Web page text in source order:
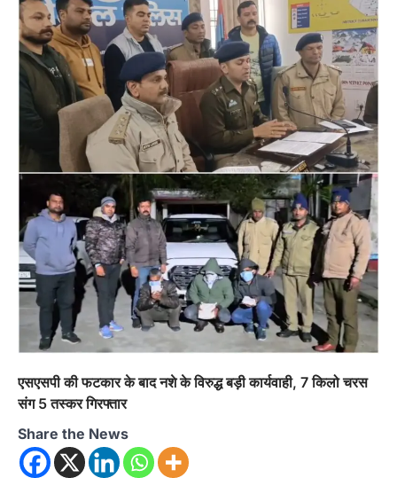
एसएसपी की फटकार के बाद नशे के विरुद्ध बड़ी कार्यवाही, 7 किलो चरस
संग 5 तस्कर गिरफ्तार
Share the News
3
Admin August 5, 2026
ताड़ीखेत। मुख्यमंत्री खिलाड़ी प्रोत्साहन कार्यक्रम
योजना के अंतर्गत विकासखंड ताड़ीखेत एवं नगरपालिका
क्षेत्र की खेल…
4
अल्मोड़ा उत्तराखण्ड कुमाऊं ख़बरें
जिलाधिकारी अंशुल सिंह ने चौखुटिया
सामुदायिक स्वास्थ्य केंद्र का किया औचक
निरीक्षण
Admin August 5, 2026
चौखुटिया सीएचसी का डीएम अंशुल सिंह ने किया औचक
निरीक्षण, मरीजों से लिया फीडबैक; भवन…
1
अल्मोड़ा उत्तराखण्ड कुमाऊं ख़बरें
रानीखेत में युवा कांग्रेस की जिला बैठक, 8
अगस्त को खड़गे की हल्द्वानी रैली को सफल
बनाने का लिया संकल्प
संगठन विस्तार के तहत कई नई नियुक्तियां, बूथ स्तर तक
अल्मोड़ा उत्तराखण्ड
चौखुटिया में सेवा पखवाड़ा शिविर: 954 लोगों ने